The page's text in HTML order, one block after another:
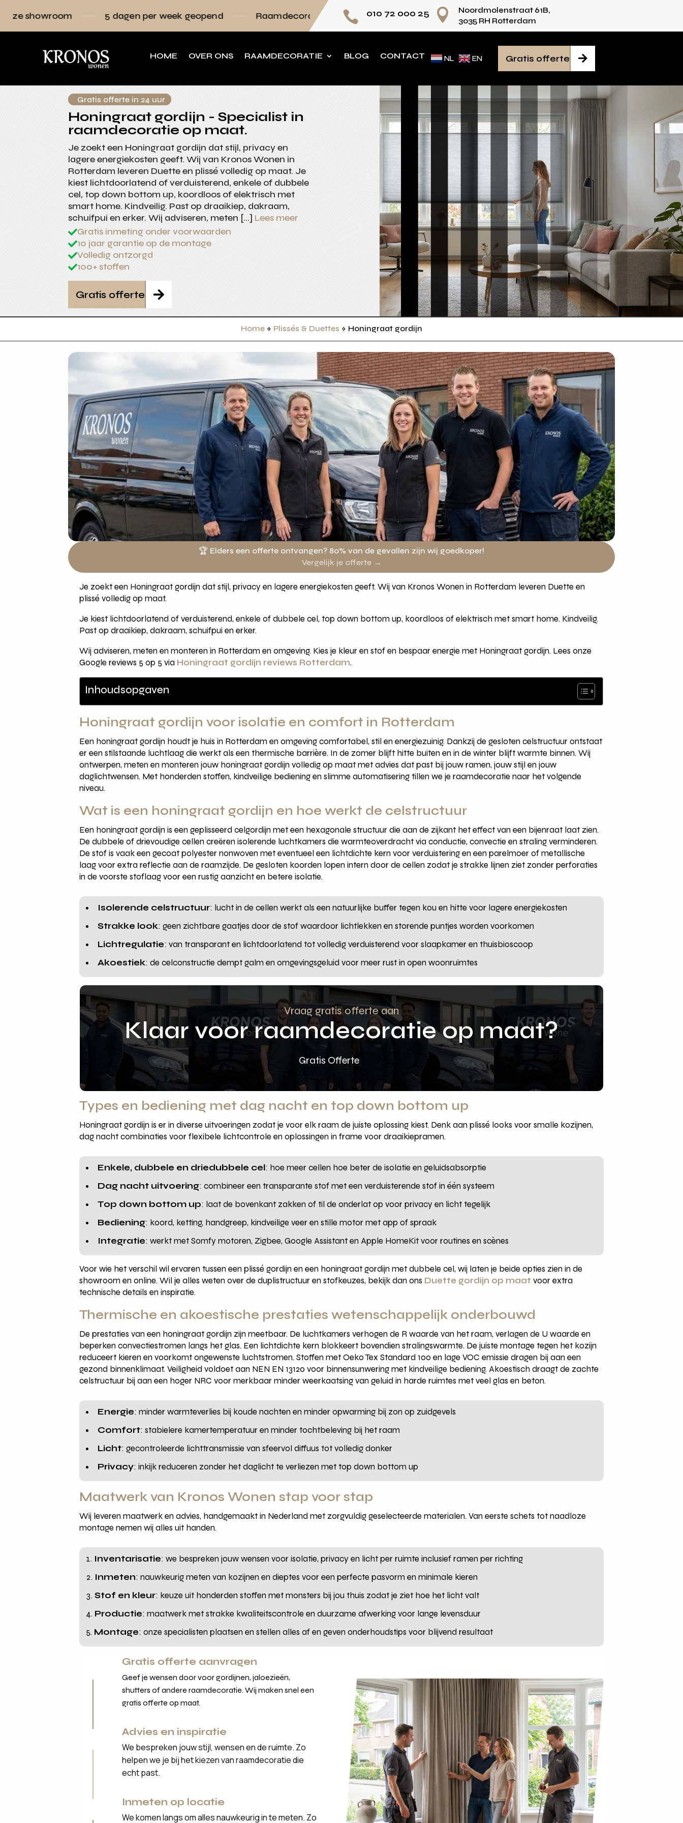
5 dagen per week geopend Raamdecoratie volledig op maat Persoonlijk advies voor iedere ruimte Van inmeten tot montage
 010 72 000 25 
Noordmolenstraat 61B,
3035 RH Rotterdam
HOME OVER ONS RAAMDECORATIE BLOG CONTACT NL EN 
Gratis offerte
Gratis offerte in 24 uur
Honingraat gordijn - Specialist in
raamdecoratie op maat.
Je zoekt een Honingraat gordijn dat stijl, privacy en
lagere energiekosten geeft. Wij van Kronos Wonen in
Rotterdam leveren Duette en plissé volledig op maat. Je
kiest lichtdoorlatend of verduisterend, enkele of dubbele
cel, top down bottom up, koordloos of elektrisch met
smart home. Kindveilig. Past op draaikiep, dakraam,
schuifpui en erker. Wij adviseren, meten […] Lees meer
Gratis inmeting onder voorwaarden
10 jaar garantie op de montage
Volledig ontzorgd
100+ stoffen

Gratis offerte
Home» Plissés & Duettes » Honingraat gordijn
🏆 Elders een offerte ontvangen? 80% van de gevallen zijn wij goedkoper!
Vergelijk je offerte →
Je zoekt een Honingraat gordijn dat stijl, privacy en lagere energiekosten geeft. Wij van Kronos Wonen in Rotterdam leveren Duette en
plissé volledig op maat.
Je kiest lichtdoorlatend of verduisterend, enkele of dubbele cel, top down bottom up, koordloos of elektrisch met smart home. Kindveilig.
Past op draaikiep, dakraam, schuifpui en erker.
Wij adviseren, meten en monteren in Rotterdam en omgeving. Kies je kleur en stof en bespaar energie met Honingraat gordijn. Lees onze
Google reviews 5 op 5 via Honingraat gordijn reviews Rotterdam.
Inhoudsopgaven
Honingraat gordijn voor isolatie en comfort in Rotterdam
Een honingraat gordijn houdt je huis in Rotterdam en omgeving comfortabel, stil en energiezuinig. Dankzij de gesloten celstructuur ontstaat
er een stilstaande luchtlaag die werkt als een thermische barrière. In de zomer blijft hitte buiten en in de winter blijft warmte binnen. Wij
ontwerpen, meten en monteren jouw honingraat gordijn volledig op maat met advies dat past bij jouw ramen, jouw stijl en jouw
daglichtwensen. Met honderden stoffen, kindveilige bediening en slimme automatisering tillen we je raamdecoratie naar het volgende
niveau.
Wat is een honingraat gordijn en hoe werkt de celstructuur
Een honingraat gordijn is een geplisseerd celgordijn met een hexagonale structuur die aan de zijkant het effect van een bijenraat laat zien.
De dubbele of drievoudige cellen creëren isolerende luchtkamers die warmteoverdracht via conductie, convectie en straling verminderen.
De stof is vaak een gecoat polyester nonwoven met eventueel een lichtdichte kern voor verduistering en een parelmoer of metallische
laag voor extra reflectie aan de raamzijde. De gesloten koorden lopen intern door de cellen zodat je strakke lijnen ziet zonder perforaties
in de voorste stoflaag voor een rustig aanzicht en betere isolatie.
Isolerende celstructuur: lucht in de cellen werkt als een natuurlijke buffer tegen kou en hitte voor lagere energiekosten
Strakke look: geen zichtbare gaatjes door de stof waardoor lichtlekken en storende puntjes worden voorkomen
Lichtregulatie: van transparant en lichtdoorlatend tot volledig verduisterend voor slaapkamer en thuisbioscoop
Akoestiek: de celconstructie dempt galm en omgevingsgeluid voor meer rust in open woonruimtes
Vraag gratis offerte aan
Klaar voor raamdecoratie op maat?
Gratis Offerte
Types en bediening met dag nacht en top down bottom up
Honingraat gordijn is er in diverse uitvoeringen zodat je voor elk raam de juiste oplossing kiest. Denk aan plissé looks voor smalle kozijnen,
dag nacht combinaties voor flexibele lichtcontrole en oplossingen in frame voor draaikiepramen.
Enkele, dubbele en driedubbele cel: hoe meer cellen hoe beter de isolatie en geluidsabsorptie
Dag nacht uitvoering: combineer een transparante stof met een verduisterende stof in één systeem
Top down bottom up: laat de bovenkant zakken of til de onderlat op voor privacy en licht tegelijk
Bediening: koord, ketting, handgreep, kindveilige veer en stille motor met app of spraak
Integratie: werkt met Somfy motoren, Zigbee, Google Assistant en Apple HomeKit voor routines en scènes
Voor wie het verschil wil ervaren tussen een plissé gordijn en een honingraat gordijn met dubbele cel, wij laten je beide opties zien in de
showroom en online. Wil je alles weten over de duplistructuur en stofkeuzes, bekijk dan ons Duette gordijn op maat voor extra
technische details en inspiratie.
Thermische en akoestische prestaties wetenschappelijk onderbouwd
De prestaties van een honingraat gordijn zijn meetbaar. De luchtkamers verhogen de R waarde van het raam, verlagen de U waarde en
beperken convectiestromen langs het glas. Een lichtdichte kern blokkeert bovendien stralingswarmte. De juiste montage tegen het kozijn
reduceert kieren en voorkomt ongewenste luchtstromen. Stoffen met Oeko Tex Standard 100 en lage VOC emissie dragen bij aan een
gezond binnenklimaat. Veiligheid voldoet aan NEN EN 13120 voor binnensunwering met kindveilige bediening. Akoestisch draagt de zachte
celstructuur bij aan een hoger NRC voor merkbaar minder weerkaatsing van geluid in harde ruimtes met veel glas en beton.
Energie: minder warmteverlies bij koude nachten en minder opwarming bij zon op zuidgevels
Comfort: stabielere kamertemperatuur en minder tochtbeleving bij het raam
Licht: gecontroleerde lichttransmissie van sfeervol diffuus tot volledig donker
Privacy: inkijk reduceren zonder het daglicht te verliezen met top down bottom up
Maatwerk van Kronos Wonen stap voor stap
Wij leveren maatwerk en advies, handgemaakt in Nederland met zorgvuldig geselecteerde materialen. Van eerste schets tot naadloze
montage nemen wij alles uit handen.
Inventarisatie: we bespreken jouw wensen voor isolatie, privacy en licht per ruimte inclusief ramen per richting
Inmeten: nauwkeurig meten van kozijnen en dieptes voor een perfecte pasvorm en minimale kieren
Stof en kleur: keuze uit honderden stoffen met monsters bij jou thuis zodat je ziet hoe het licht valt
Productie: maatwerk met strakke kwaliteitscontrole en duurzame afwerking voor lange levensduur
Montage: onze specialisten plaatsen en stellen alles af en geven onderhoudstips voor blijvend resultaat
Gratis offerte aanvragen
Geef je wensen door voor gordijnen, jaloezieën,
shutters of andere raamdecoratie. Wij maken snel een
gratis offerte op maat.
Advies en inspiratie
We bespreken jouw stijl, wensen en de ruimte. Zo
helpen we je bij het kiezen van raamdecoratie die
echt past.
Inmeten op locatie
We komen langs om alles nauwkeurig in te meten. Zo